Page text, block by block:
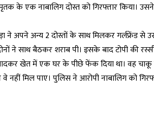
के एक नाबालिग दोस्त को गिरफ्तार किया।
अपने अन्य 2 दोस्तों के साथ मिलकर गर्लफ्रेंड से
ने साथ बैठकर शराब पी। इसके बाद टोपी की
खेत में एक घर के पीछे फेंक दिया था। वह चाकू
नहीं मिल पाए। पुलिस ने आरोपी नाबालिग को